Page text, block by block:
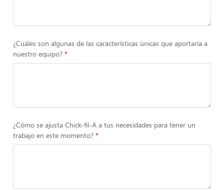
¿Cuáles son algunas de las características únicas que aportaría a
nuestro equipo?
¿Cómo se ajusta Chick-fil-A a tus necesidades para tener un
trabajo en este momento?